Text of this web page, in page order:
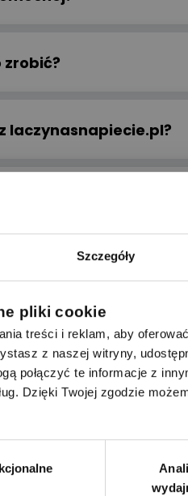
Szczegóły
pliki cookie
treści i reklam, aby
z naszej witryny,
połączyć te informacje z
Dzięki Twojej zgodzie
zrobić?
laczynasnapiecie.pl?
serwis
plasowaniu
rekomendacja